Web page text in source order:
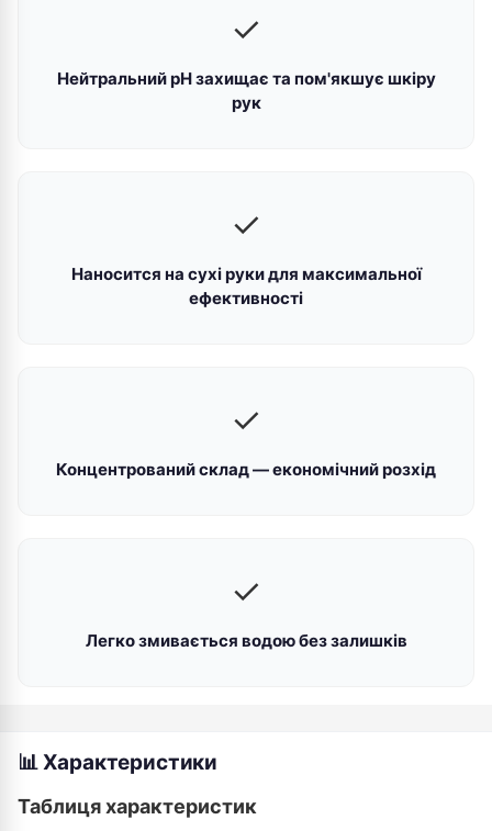
✓
Нейтральний pH захищає та пом'якшує шкіру
рук
✓
Наносится на сухі руки для максимальної
ефективності
✓
Концентрований склад — економічний розхід
✓
Легко змивається водою без залишків
📊 Характеристики
Таблиця характеристик